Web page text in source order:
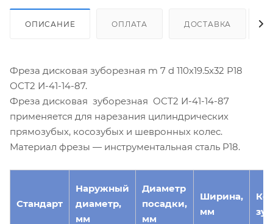
ОПИСАНИЕ ОПЛАТА ДОСТАВКА
Фреза дисковая зуборезная m 7 d 110х19.5х32 Р18
ОСТ2 И-41-14-87.
Фреза дисковая зуборезная ОСТ2 И-41-14-87
применяется для нарезания цилиндрических
прямозубых, косозубых и шевронных колес.
Материал фрезы — инструментальная сталь Р18.
Стандарт
Наружный
диаметр,
мм
Диаметр
посадки,
мм
Ширина,
мм